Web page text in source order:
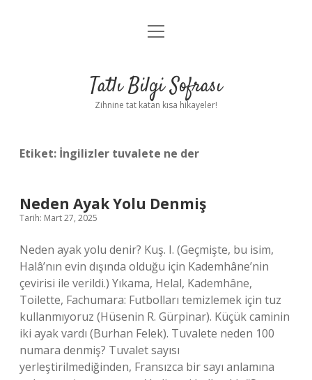
Anasayfa
Yasal Uyarı
menüyü
Tatlı Bilgi Sofrası
Zihnine tat katan kısa hikayeler!
Etiket: İngilizler tuvalete ne der
Neden Ayak Yolu Denmiş
Tarih: Mart 27, 2025
Neden ayak yolu denir? Kuş. I. (Geçmişte, bu isim,
Halâ’nın evin dışında olduğu için Kademhâne’nin
çevirisi ile verildi.) Yıkama, Helal, Kademhâne,
Toilette, Fachumara: Futbolları temizlemek için tuz
kullanmıyoruz (Hüsenin R. Gürpinar). Küçük caminin
iki ayak vardı (Burhan Felek). Tuvalete neden 100
numara denmiş? Tuvalet sayısı
yerleştirilmediğinden, Fransızca bir sayı anlamına